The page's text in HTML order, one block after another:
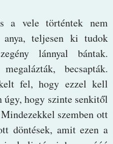
a vele történtek nem
teljesen ki tudok
lánnyal bántak.
becsapták.
fel, hogy ezzel kell
úgy, hogy szinte senkitől
szemben ott
döntések, amit ezen a